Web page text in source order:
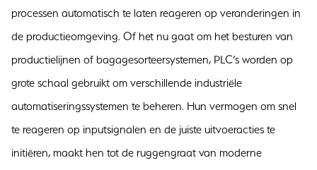
processen automatisch te laten reageren op veranderingen in
de productieomgeving. Of het nu gaat om het besturen van
productielijnen of bagagesorteersystemen, PLC’s worden op
grote schaal gebruikt om verschillende industriële
automatiseringssystemen te beheren. Hun vermogen om snel
te reageren op inputsignalen en de juiste uitvoeracties te
initiëren, maakt hen tot de ruggengraat van moderne